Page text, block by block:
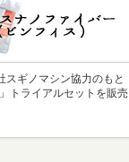
スギノマシン協力のもと
トライアルセットを販売